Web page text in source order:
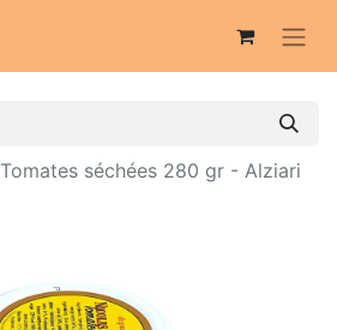
Tomates séchées 280 gr - Alziari